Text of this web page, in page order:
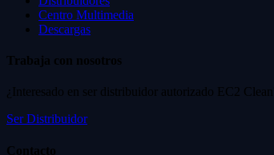
Centro Multimedia
Descargas
Trabaja con nosotros
¿Interesado en ser distribuidor autorizado EC2
Ser Distribuidor
Contacto